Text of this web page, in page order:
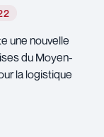
une nouvelle
du Moyen-
la logistique